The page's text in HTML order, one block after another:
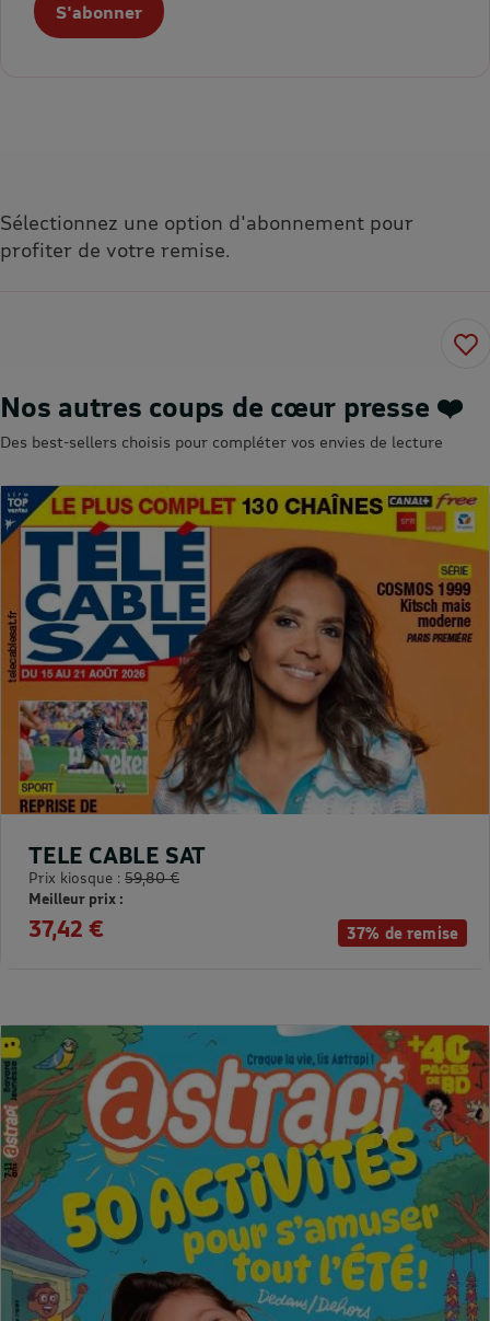
S'abonner
Sélectionnez une option d'abonnement pour
profiter de votre remise.
Nos autres coups de cœur presse ❤️
Des best-sellers choisis pour compléter vos envies de lecture
37% de remise
TELE CABLE SAT
Prix kiosque : 59,80 €
Meilleur prix :
37,42 €